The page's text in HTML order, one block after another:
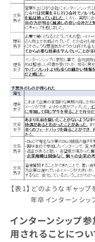
【表1】どのようなギャッ
年卒インターンシッ
インターンシップ
用されることについ